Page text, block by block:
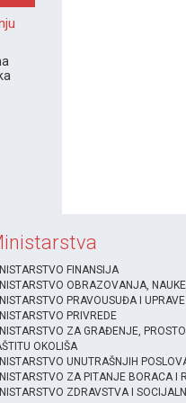
FINANSIJA
OBRAZOVANJA,
PRAVOUSUĐA I UPRAVE
PRIVREDE
ZA GRAĐENJE,
OKOLIŠA
UNUTRAŠNJIH
ZA PITANJE BORACA I
ZDRAVSTVA I